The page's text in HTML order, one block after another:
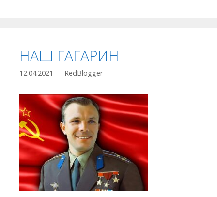
НАШ ГАГАРИН
12.04.2021 — RedBlogger